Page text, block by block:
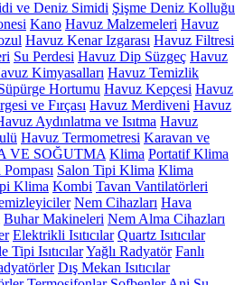
ve Deniz Simidi Şişme Deniz Kolluğu
Kano Havuz Malzemeleri Havuz
Havuz Kenar Izgarası Havuz Filtresi
Su Perdesi Havuz Dip Süzgeç Havuz
Kimyasalları Havuz Temizlik
Hortumu Havuz Kepçesi Havuz
ve Fırçası Havuz Merdiveni Havuz
Aydınlatma ve Isıtma Havuz
Havuz Termometresi Karavan ve
VE SOĞUTMA Klima Portatif Klima
Pompası Salon Tipi Klima Klima
Klima Kombi Tavan Vantilatörleri
Nem Cihazları Hava
Buhar Makineleri Nem Alma Cihazları
Elektrikli Isıtıcılar Quartz Isıtıcılar
Tipi IsıtıcılarYağlı Radyatör Fanlı
Dış Mekan Isıtıcılar